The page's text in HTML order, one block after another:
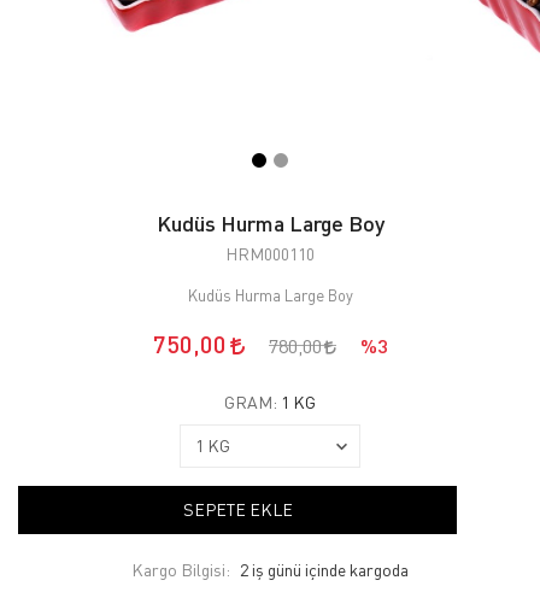
Kudüs Hurma Large Boy
HRM000110
Kudüs Hurma Large Boy
750,00 780,00 %3
GRAM: 1 KG
SEPETE EKLE
Kargo Bilgisi: 2 iş günü içinde kargoda